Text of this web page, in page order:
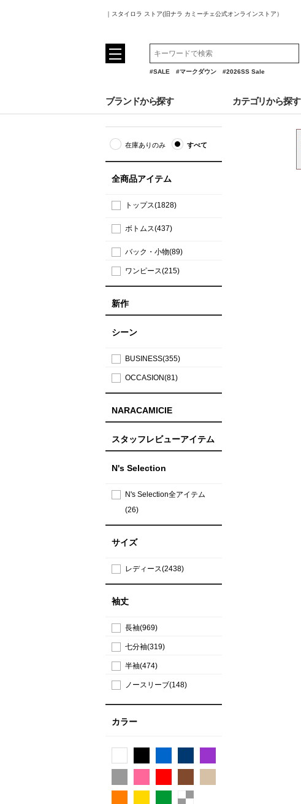
｜スタイロラ ストア(旧ナラ カミーチェ公式オンラインストア）
#SALE #マークダウン #2026SS Sale
ブランドから探す カテゴリから探す
在庫ありのみ すべて
全商品アイテム
トップス(1828)
ボトムス(437)
バック・小物(89)
ワンピース(215)
新作
シーン
BUSINESS(355)
OCCASION(81)
NARACAMICIE
スタッフレビューアイテム
N's Selection
N's Selection全アイテム
(26)
サイズ
レディース(2438)
袖丈
長袖(969)
七分袖(319)
半袖(474)
ノースリーブ(148)
カラー